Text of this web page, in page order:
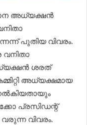
അധ്യക്ഷൻ
പുതിയ വിവരം.
വനിതാ
ശരത്
അധ്യക്ഷമായ
പ്രസിഡന്റ്
വിവരം.